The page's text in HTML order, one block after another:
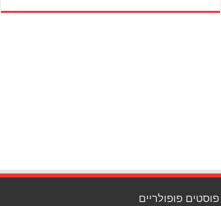
פוסטים פופולריים